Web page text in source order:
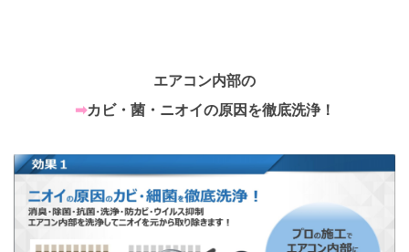
エアコン内部の
➡カビ・菌・ニオイの原因を徹底洗浄！